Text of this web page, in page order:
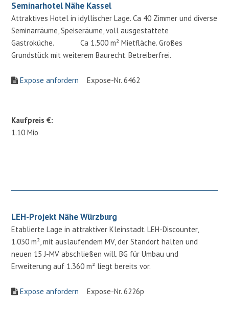
Seminarhotel Nähe Kassel
Attraktives Hotel in idyllischer Lage. Ca 40 Zimmer und diverse
Seminarräume, Speiseräume, voll ausgestattete
Gastroküche. Ca 1.500 m² Mietfläche. Großes
Grundstück mit weiterem Baurecht. Betreiberfrei.
Expose anfordern Expose-Nr. 6462
Kaufpreis €:
1.10 Mio
LEH-Projekt Nähe Würzburg
Etablierte Lage in attraktiver Kleinstadt. LEH-Discounter,
1.030 m², mit auslaufendem MV, der Standort halten und
neuen 15 J-MV abschließen will. BG für Umbau und
Erweiterung auf 1.360 m² liegt bereits vor.
Expose anfordern Expose-Nr. 6226p